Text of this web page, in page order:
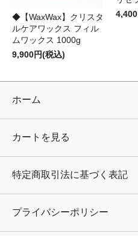
◆【WaxWax】クリスタ
ルケアワックス フィル
ムワックス 1000g
9,900円(税込)
ホーム
カートを見る
特定商取引法に基づく表記
プライバシーポリシー